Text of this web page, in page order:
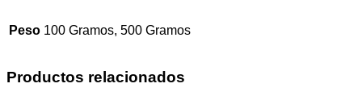
Peso 100 Gramos, 500 Gramos
Productos relacionados